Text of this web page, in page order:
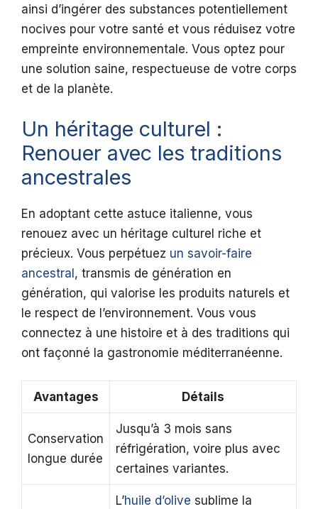
ainsi d’ingérer des substances potentiellement
nocives pour votre santé et vous réduisez votre
empreinte environnementale. Vous optez pour
une solution saine, respectueuse de votre corps
et de la planète.
Un héritage culturel :
Renouer avec les traditions
ancestrales
En adoptant cette astuce italienne, vous
renouez avec un héritage culturel riche et
précieux. Vous perpétuez un savoir-faire
ancestral, transmis de génération en
génération, qui valorise les produits naturels et
le respect de l’environnement. Vous vous
connectez à une histoire et à des traditions qui
ont façonné la gastronomie méditerranéenne.
Avantages Détails
Conservation
longue durée
Jusqu’à 3 mois sans
réfrigération, voire plus avec
certaines variantes.
L’huile d’olive sublime la